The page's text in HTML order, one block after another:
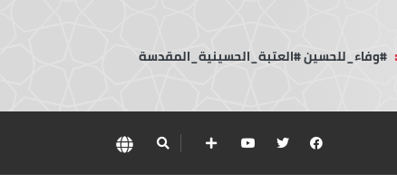
: #وفاء_للحسين #العتبة_الحسينية_المقدسة